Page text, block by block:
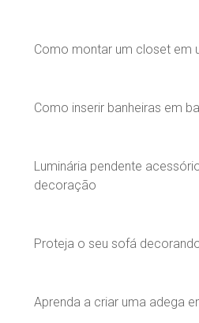
Como montar um closet em
Como inserir banheiras em
Luminária pendente
decoração
Proteja o seu sofá
Aprenda a criar uma adega